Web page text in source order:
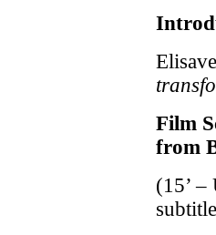
Film
from
(15’